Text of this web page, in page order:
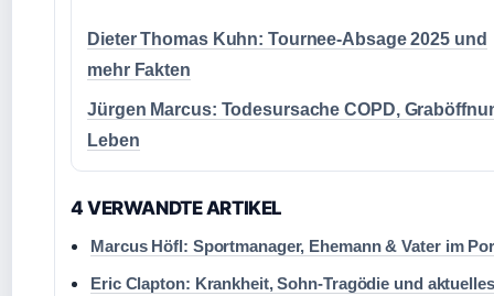
Dieter Thomas Kuhn: Tournee-Absage 2025 und
mehr Fakten
Jürgen Marcus: Todesursache COPD,
Leben
4 VERWANDTE ARTIKEL
Marcus Höfl: Sportmanager, Ehemann & Vater im
Eric Clapton: Krankheit, Sohn-Tragödie und